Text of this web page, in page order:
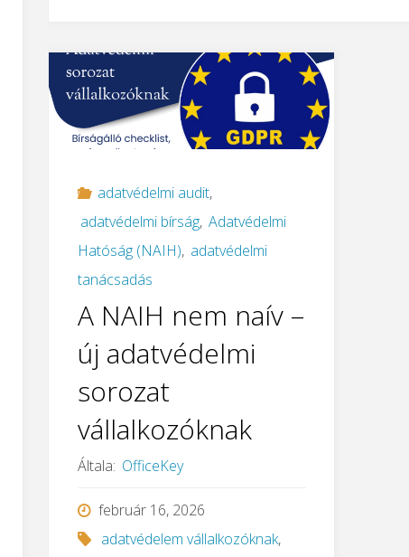
adatvédelmi audit,
adatvédelmi bírság, Adatvédelmi
Hatóság (NAIH), adatvédelmi
tanácsadás
A NAIH nem naív –
új adatvédelmi
sorozat
vállalkozóknak
Általa: OfficeKey
február 16, 2026
adatvédelem vállalkozóknak,